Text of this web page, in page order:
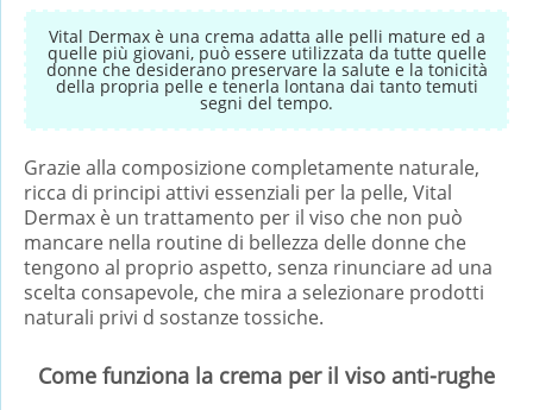
Vital Dermax è una crema adatta alle pelli mature ed a
quelle più giovani, può essere utilizzata da tutte quelle
donne che desiderano preservare la salute e la tonicità
della propria pelle e tenerla lontana dai tanto temuti
segni del tempo.
Grazie alla composizione completamente naturale,
ricca di principi attivi essenziali per la pelle, Vital
Dermax è un trattamento per il viso che non può
mancare nella routine di bellezza delle donne che
tengono al proprio aspetto, senza rinunciare ad una
scelta consapevole, che mira a selezionare prodotti
naturali privi d sostanze tossiche.
Come funziona la crema per il viso anti-rughe